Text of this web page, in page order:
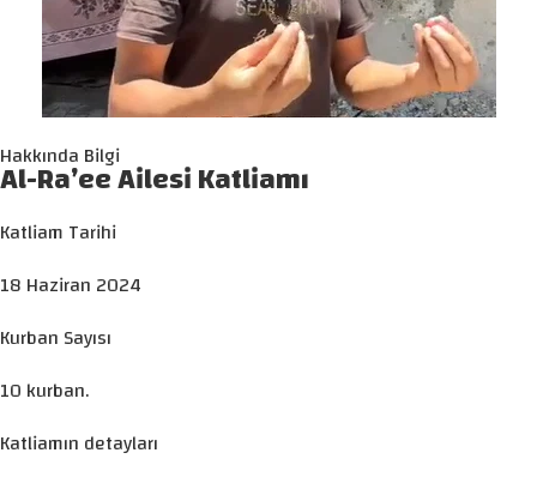
Hakkında Bilgi
Al-Ra’ee Ailesi Katliamı
Katliam Tarihi
18 Haziran 2024
Kurban Sayısı
10 kurban.
Katliamın detayları